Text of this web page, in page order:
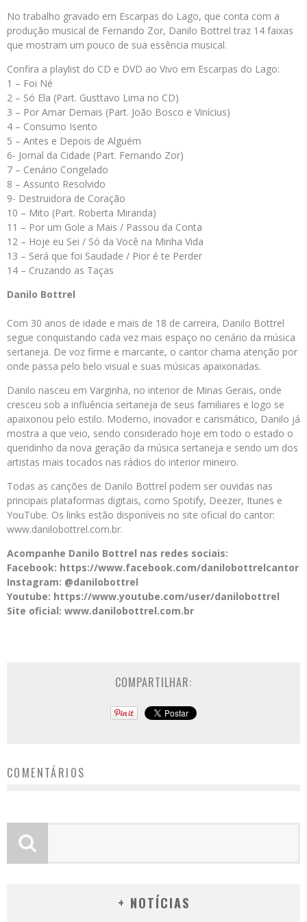
No trabalho gravado em Escarpas do Lago, que conta com a
produção musical de Fernando Zor, Danilo Bottrel traz 14 faixas
que mostram um pouco de sua essência musical.
Confira a playlist do CD e DVD ao Vivo em Escarpas do Lago:
1 – Foi Né
2 – Só Ela (Part. Gusttavo Lima no CD)
3 – Por Amar Demais (Part. João Bosco e Vinícius)
4 – Consumo Isento
5 – Antes e Depois de Alguém
6- Jornal da Cidade (Part. Fernando Zor)
7 – Cenário Congelado
8 – Assunto Resolvido
9- Destruidora de Coração
10 – Mito (Part. Roberta Miranda)
11 – Por um Gole a Mais / Passou da Conta
12 – Hoje eu Sei / Só da Você na Minha Vida
13 – Será que foi Saudade / Pior é te Perder
14 – Cruzando as Taças
Danilo Bottrel
Com 30 anos de idade e mais de 18 de carreira, Danilo Bottrel
segue conquistando cada vez mais espaço no cenário da música
sertaneja. De voz firme e marcante, o cantor chama atenção por
onde passa pelo belo visual e suas músicas apaixonadas.
Danilo nasceu em Varginha, no interior de Minas Gerais, onde
cresceu sob a influência sertaneja de seus familiares e logo se
apaixonou pelo estilo. Moderno, inovador e carismático, Danilo já
mostra a que veio, sendo considerado hoje em todo o estado o
queridinho da nova geração da música sertaneja e sendo um dos
artistas mais tocados nas rádios do interior mineiro.
Todas as canções de Danilo Bottrel podem ser ouvidas nas
principais plataformas digitais, como Spotify, Deezer, Itunes e
YouTube. Os links estão disponíveis no site oficial do cantor:
www.danilobottrel.com.br.
Acompanhe Danilo Bottrel nas redes sociais:
Facebook: https://www.facebook.com/danilobottrelcantor
Instagram: @danilobottrel
Youtube: https://www.youtube.com/user/danilobottrel
Site oficial: www.danilobottrel.com.br
COMPARTILHAR:
COMENTÁRIOS
+ NOTÍCIAS